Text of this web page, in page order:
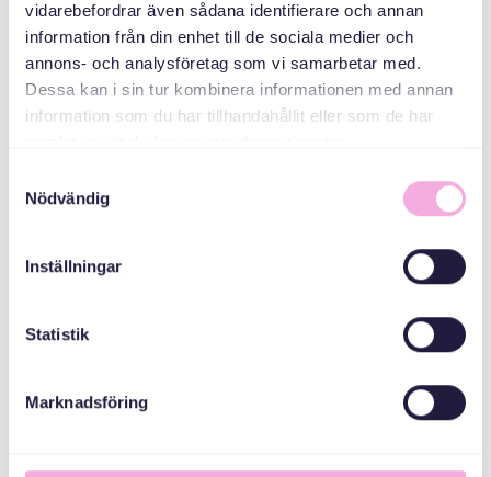
vidarebefordrar även sådana identifierare och annan
information från din enhet till de sociala medier och
annons- och analysföretag som vi samarbetar med.
Dessa kan i sin tur kombinera informationen med annan
information som du har tillhandahållit eller som de har
Nödvändig
Inställningar
Statistik
Marknadsföring
المنظمون المشاركون
المجلس الإداري
لمقاطعة ستوكهولم